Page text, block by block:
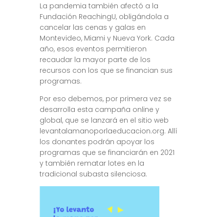
La pandemia también afectó a la
Fundación ReachingU, obligándola a
cancelar las cenas y galas en
Montevideo, Miami y Nueva York. Cada
año, esos eventos permitieron
recaudar la mayor parte de los
recursos con los que se financian sus
programas.
Por eso debemos, por primera vez se
desarrolla esta campaña online y
global, que se lanzará en el sitio web
levantalamanoporlaeducacion.org. Allí
los donantes podrán apoyar los
programas que se financiarán en 2021
y también rematar lotes en la
tradicional subasta silenciosa.